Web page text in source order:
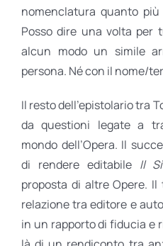
nomenclatura quanto
Posso dire una volta
alcun modo un simile
persona. Né con il nome/
Il resto dell’epistolario tra
da questioni legate a
mondo dell’Opera. Il
di rendere editabile Il
proposta di altre Opere.
relazione tra editore e
in un rapporto di fiducia e